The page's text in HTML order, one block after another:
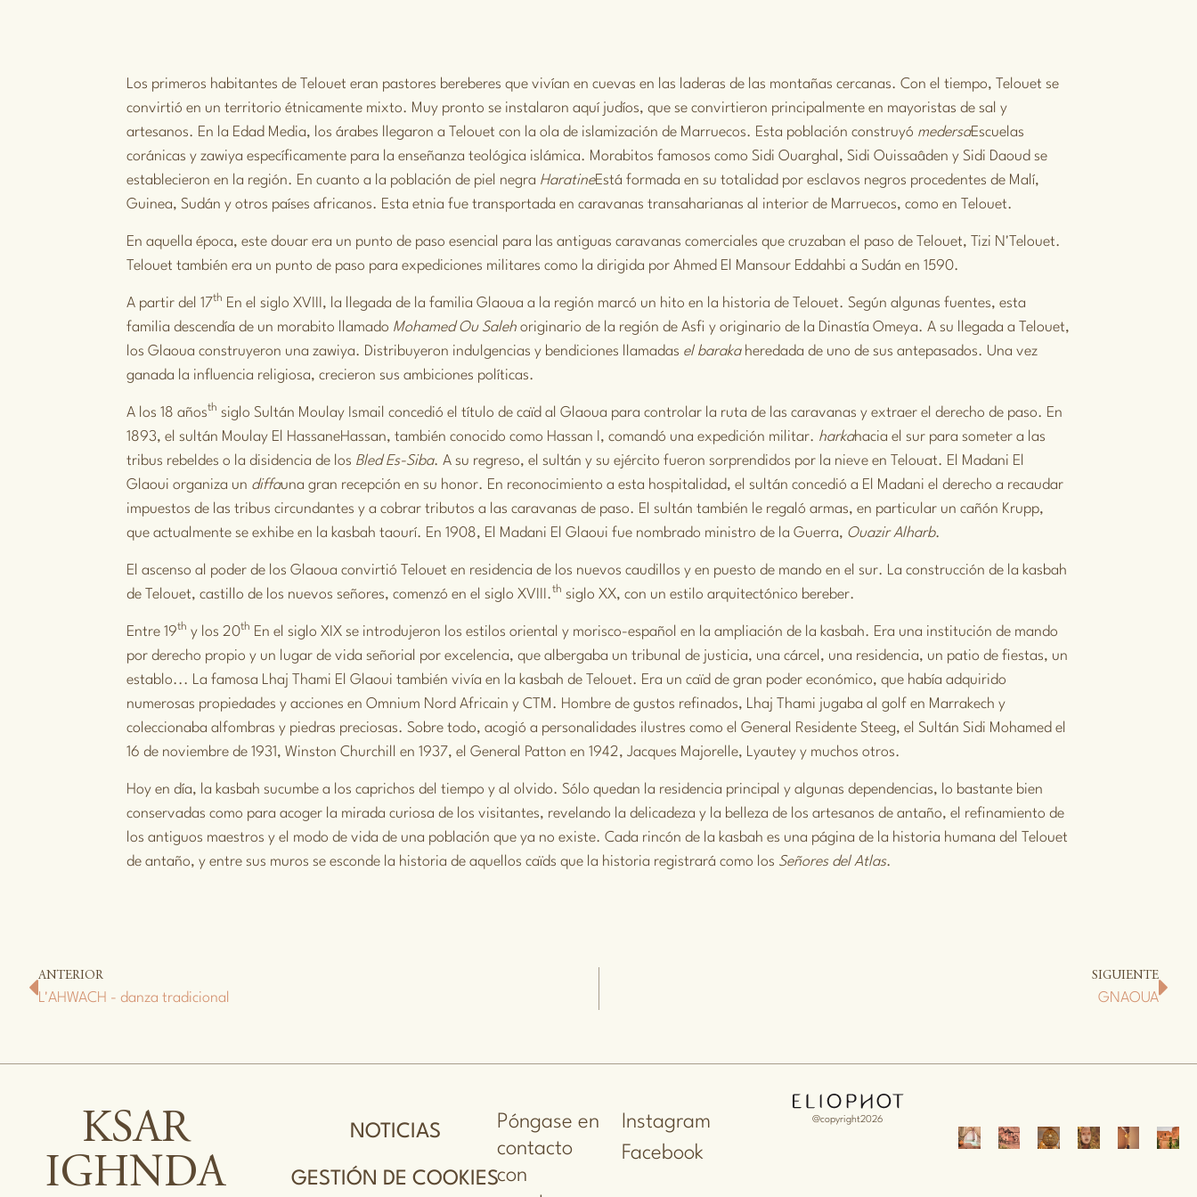
Los primeros habitantes de Telouet eran pastores bereberes que vivían en cuevas en las laderas de las montañas cercanas. Con el tiempo, Telouet se
convirtió en un territorio étnicamente mixto. Muy pronto se instalaron aquí judíos, que se convirtieron principalmente en mayoristas de sal y
artesanos. En la Edad Media, los árabes llegaron a Telouet con la ola de islamización de Marruecos. Esta población construyó medersaEscuelas
coránicas yzawiya específicamente para la enseñanza teológica islámica. Morabitos famosos como Sidi Ouarghal, Sidi Ouissaâden y Sidi Daoud se
establecieron en la región. En cuanto a la población de piel negra HaratineEstá formada en su totalidad por esclavos negros procedentes de Malí,
Guinea, Sudán y otros países africanos. Esta etnia fue transportada en caravanas transaharianas al interior de Marruecos, como en Telouet.
En aquella época, este douar era un punto de paso esencial para las antiguas caravanas comerciales que cruzaban el paso de Telouet, Tizi N'Telouet.
Telouet también era un punto de paso para expediciones militares como la dirigida por Ahmed El Mansour Eddahbi a Sudán en 1590.
A partir del 17th En el siglo XVIII, la llegada de la familia Glaoua a la región marcó un hito en la historia de Telouet. Según algunas fuentes, esta
familia descendía de un morabito llamado Mohamed Ou Salehoriginario de la región de Asfi y originario de la Dinastía Omeya. A su llegada a Telouet,
los Glaoua construyeron una zawiya. Distribuyeron indulgencias y bendiciones llamadas el baraka heredada de uno de sus antepasados. Una vez
ganada la influencia religiosa, crecieron sus ambiciones políticas.
A los 18 añosth sigloSultán Moulay Ismail concedió el título de caïd al Glaoua para controlar la ruta de las caravanas y extraer el derecho de paso. En
1893, el sultán Moulay El HassaneHassan, también conocido como Hassan I, comandó una expedición militar. harkahacia el sur para someter a las
tribus rebeldes o la disidencia de los Bled Es-Siba. A su regreso, el sultán y su ejército fueron sorprendidos por la nieve en Telouat. El Madani El
Glaoui organiza un diffauna gran recepción en su honor. En reconocimiento a esta hospitalidad, el sultán concedió a El Madani el derecho a recaudar
impuestos de las tribus circundantes y a cobrar tributos a las caravanas de paso. El sultán también le regaló armas, en particular un cañón Krupp,
que actualmente se exhibe en la kasbah taourí. En 1908, El Madani El Glaoui fue nombrado ministro de la Guerra, Ouazir Alharb.
El ascenso al poder de los Glaoua convirtió Telouet en residencia de los nuevos caudillos y en puesto de mando en el sur. La construcción de la kasbah
de Telouet, castillo de los nuevos señores, comenzó en el siglo XVIII. th siglo XX, con un estilo arquitectónico bereber.
Entre 19th y los 20th En el siglo XIX se introdujeron los estilos oriental y morisco-español en la ampliación de la kasbah. Era una institución de mando
por derecho propio y un lugar de vida señorial por excelencia, que albergaba un tribunal de justicia, una cárcel, una residencia, un patio de fiestas, un
establo... La famosa Lhaj Thami El Glaoui también vivía en la kasbah de Telouet. Era un caïd de gran poder económico, que había adquirido
numerosas propiedades y acciones en Omnium Nord Africain y CTM. Hombre de gustos refinados, Lhaj Thami jugaba al golf en Marrakech y
coleccionaba alfombras y piedras preciosas. Sobre todo, acogió a personalidades ilustres como el General Residente Steeg, el Sultán Sidi Mohamed el
16 de noviembre de 1931, Winston Churchill en 1937, el General Patton en 1942, Jacques Majorelle, Lyautey y muchos otros.
Hoy en día, la kasbah sucumbe a los caprichos del tiempo y al olvido. Sólo quedan la residencia principal y algunas dependencias, lo bastante bien
conservadas como para acoger la mirada curiosa de los visitantes, revelando la delicadeza y la belleza de los artesanos de antaño, el refinamiento de
los antiguos maestros y el modo de vida de una población que ya no existe. Cada rincón de la kasbah es una página de la historia humana del Telouet
de antaño, y entre sus muros se esconde la historia de aquellos caïds que la historia registrará como los Señores del Atlas.
ANTERIOR
L'AHWACH - danza tradicional
SIGUIENTE
GNAOUA
KSAR
IGHNDA
NOTICIAS
GESTIÓN DE COOKIES
Póngase en
contacto
con
Instagram
Facebook
@copyright2026